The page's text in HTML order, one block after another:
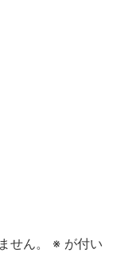
せん。 ※ が付い